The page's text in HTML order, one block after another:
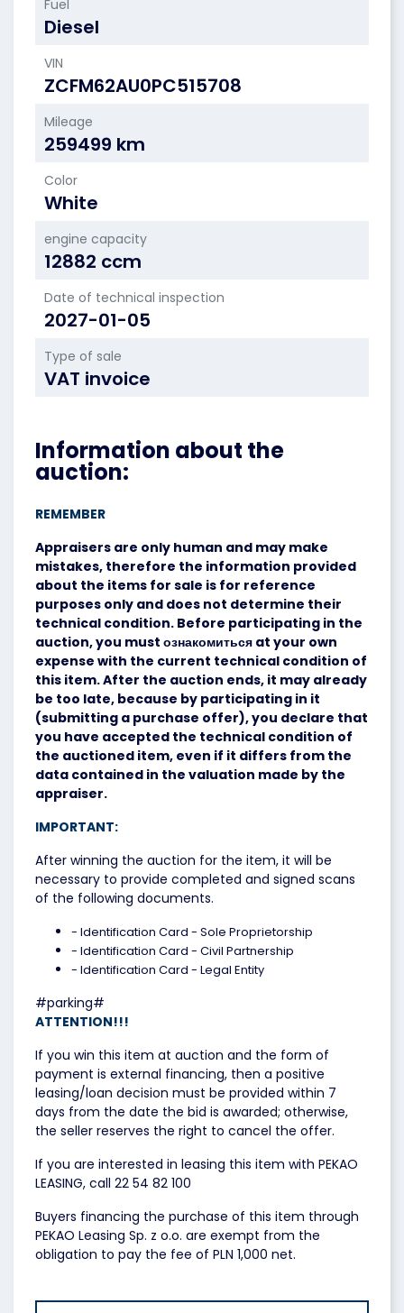
Fuel
Diesel
VIN
ZCFM62AU0PC515708
Mileage
259499 km
Color
White
engine capacity
12882 ccm
Date of technical inspection
2027-01-05
Type of sale
VAT invoice
Information about the
auction:
REMEMBER
Appraisers are only human and may make
mistakes, therefore the information provided
about the items for sale is for reference
purposes only and does not determine their
technical condition. Before participating in the
auction, you must ознакомиться at your own
expense with the current technical condition of
this item. After the auction ends, it may already
be too late, because by participating in it
(submitting a purchase offer), you declare that
you have accepted the technical condition of
the auctioned item, even if it differs from the
data contained in the valuation made by the
appraiser.
IMPORTANT:
After winning the auction for the item, it will be
necessary to provide completed and signed scans
of the following documents.
- Identification Card - Sole Proprietorship
- Identification Card - Civil Partnership
- Identification Card - Legal Entity
#parking#
ATTENTION!!!
If you win this item at auction and the form of
payment is external financing, then a positive
leasing/loan decision must be provided within 7
days from the date the bid is awarded; otherwise,
the seller reserves the right to cancel the offer.
If you are interested in leasing this item with PEKAO
LEASING, call 22 54 82 100
Buyers financing the purchase of this item through
PEKAO Leasing Sp. z o.o. are exempt from the
obligation to pay the fee of PLN 1,000 net.